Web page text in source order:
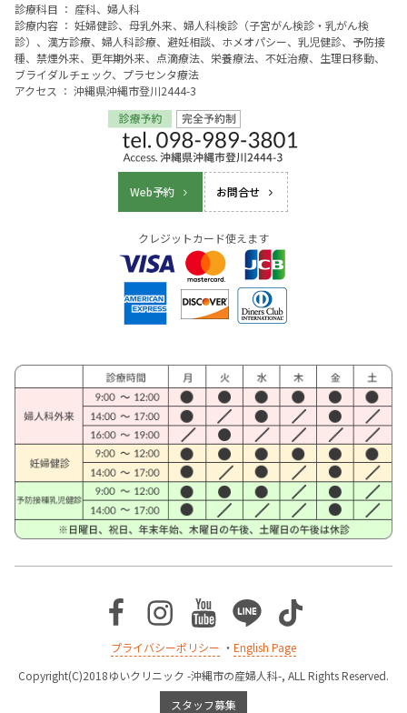
診療科目 ： 産科、婦人科
診療内容 ： 妊婦健診、母乳外来、婦人科検診（子宮がん検診・乳がん検
診）、漢方診療、婦人科診療、避妊相談、ホメオパシー、乳児健診、予防接
種、禁煙外来、更年期外来、点滴療法、栄養療法、不妊治療、生理日移動、
ブライダルチェック、プラセンタ療法
アクセス ： 沖縄県沖縄市登川2444-3
Web予約 お問合せ
クレジットカード使えます
Facebook
Instagram
Youtube
LineTikTok
プライバシーポリシー ・ English Page
Copyright(C)2018ゆいクリニック -沖縄市の産婦人科-, ALL Rights Reserved.
スタッフ募集